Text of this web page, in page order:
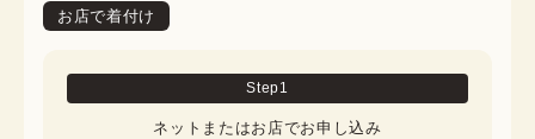
お店で着付け
Step1
ネットまたはお店でお申し込み